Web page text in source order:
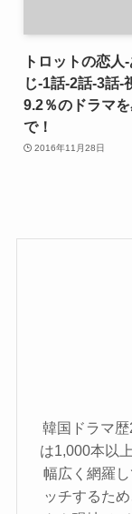
トロットの恋人
じ-1話-2話-3話-
9.2％のドラマ
で！
2016年11月28日
韓国ドラマ
は1,000本以
幅広く網羅
ッチするた